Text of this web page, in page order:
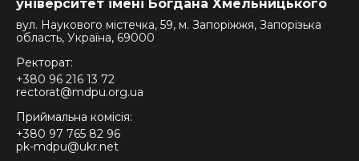
університет імені Богдана Хмельницького
вул. Наукового містечка, 59, м. Запоріжжя, Запорізька
область, Україна, 69000
Ректорат:
+380 96 216 13 72
rectorat@mdpu.org.ua
Приймальна комісія:
+380 97 765 82 96
pk-mdpu@ukr.net